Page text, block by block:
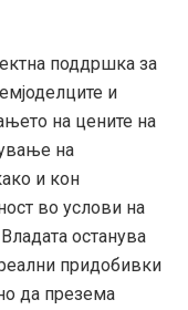
поддршка за
и
на цените на
на
и кон
во услови на
останува
придобивки
да презема